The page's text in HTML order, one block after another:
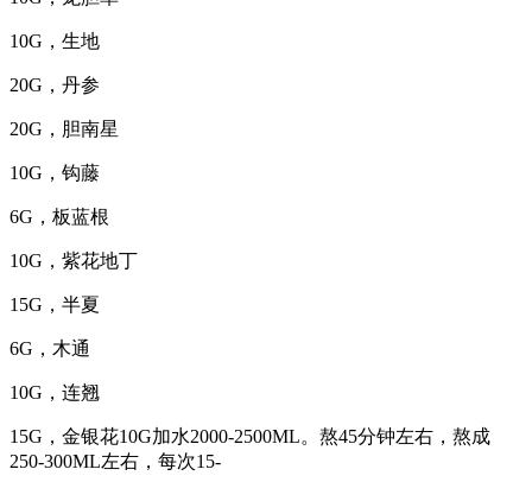
10G，生地
20G，丹参
20G，胆南星
10G，钩藤
6G，板蓝根
10G，紫花地丁
15G，半夏
6G，木通
10G，连翘
15G，金银花10G加水2000-2500ML。熬45分钟左右，熬成
250-300ML左右，每次15-